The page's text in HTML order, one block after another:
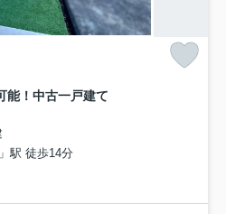
！中古一戸建て
駅 徒歩14分